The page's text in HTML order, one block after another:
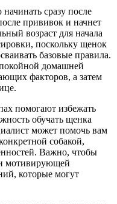
сразу после
прививок и начнет
возраст для начала
поскольку щенок
базовые правила.
домашней
факторов, а затем
помогают избежать
обучать щенка
может помочь вам
собакой,
Важно, чтобы
мотивирующей
которые могут